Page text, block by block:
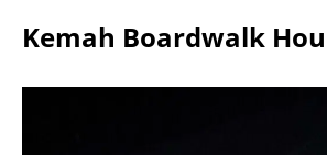
Kemah Boardwalk